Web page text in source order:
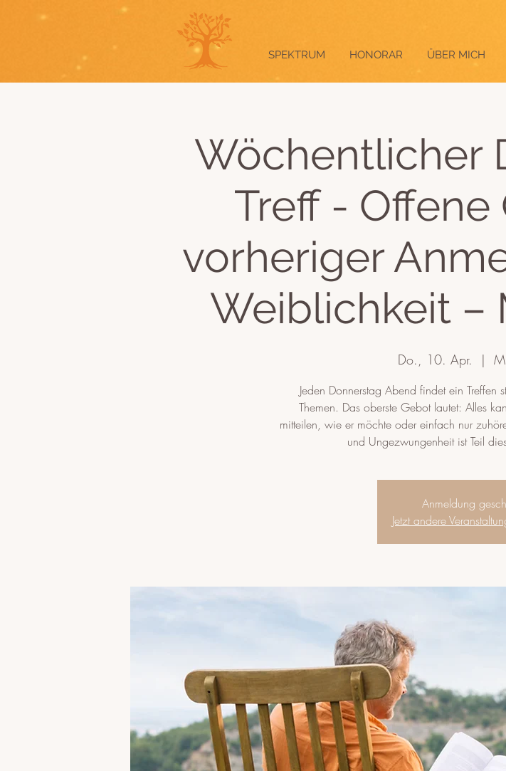
SPEKTRUM HONORAR ÜBER MICH
Wöchentlicher
Treff -
vorheriger
Weiblichkeit –
Do., 10. Apr.
  |
Jeden Donnerstag Abend findet ein Treffen
Themen. Das oberste Gebot lautet: Alles
mitteilen, wie er möchte oder einfach nur
und Ungezwungenheit ist Teil
Anmeldung
Jetzt andere